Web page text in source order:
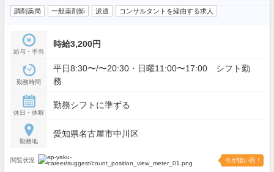
調剤薬局 一般薬剤師 派遣 コンサルタントを経由する求人
給与・手当
時給3,200円
勤務時間
平日8:30〜/〜20:30・日曜11:00〜17:00 シフト勤
務
休日・休暇
勤務シフトに準ずる
勤務地
愛知県名古屋市中川区
閲覧状況 今が狙い目！